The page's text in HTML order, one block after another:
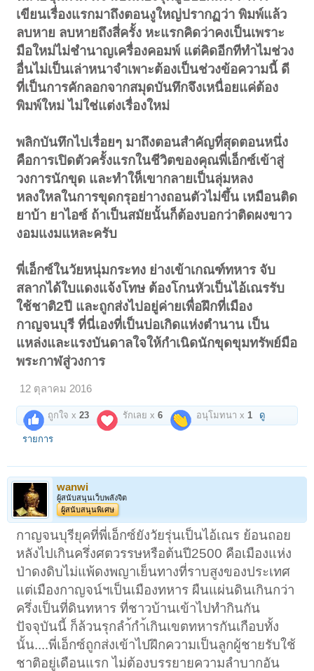
เขียนเรื่องแรกมาถึงตอนงูใหญ่ปรากฏว่า พิมพ์แล้ว
ลบหาย ลบหายถึงสี่ครั้ง หะแรกคิดว่าคงเป็นเพราะ
มือใหม่ไม่ชำนาญเครื่องคอมพ์ แต่คิดอีกทีทำไมช่วง
อื่นไม่เป็นเล่าหนาจำเพาะต้องเป็นช่วงข้อความนี้ ดี
ที่เป็นการคักลอกจากสมุดบันทึกจึงเหนื่อยแค่ต้อง
พิมพ์ใหม่ ไม่ใช่แต่งเรื่องใหม่
พลิกบันทึกไปเรื่อยๆ มาถึงตอนสำคัญที่สุดตอนหนึ่ง
คือการเปิดตัวครั้งแรกในชีวิตของคุณพี่เอ็กซ์เข้าสู่
วงการนักขุด และทำให็เขากลายเป็นลุ่มหลง
หลงใหลในการขุดกรุอย่าางถอนตัวไม่ขึ้น เหมือนติด
ยาบ้า ยาไอซ์ ถ้าเป็นสมัยนั้นก็ต้องบอกว่าติดผงขาว
งอมแงมแหละครับ
พี่เอ็กซ์ในวัยหนุ่มกระทง ย่างเข้าเกณฑ์ทหาร จับ
สลากได้ใบแดงแจ้งโทษ ต้องโกนหัวเป็นไอ้เณรรับ
ใช้ชาติ2ปี และถูกส่งไปอยู่ค่ายเพื่อฝึกที่เมือง
กาญจนบุรี ที่นี่เองที่เป็นบ่อเกิดแห่งตำนาน เป็น
แหล่งและแรงบันดาลใจให้กำเนิดนักขุดขุมทรัพย์มือ
พระกาฬสู่วงการ
12 ตุลาคม 2016
ถูกใจ x23 รักเลย x6 อนุโมทนา x1 ดู
รายการ
wanwi
ผู้สนับสนุนเว็บพลังจิต
ผู้สนับสนุนพิเศษ
กาญจนบุรียุคที่พี่เอ็กซ์ยังวัยรุ่นเป็นไอ้เณร ย้อนถอย
หลังไปเกินครึ่งศตวรรษหรือต้นปี2500 คือเมืองแห่ง
ป่าดงดิบไม่แพ้ดงพญาเย็นทางที่ราบสูงของประเทศ
แต่เมืองกาญจน์ฯเป็นเมืองทหาร ผืนแผ่นดินเกินกว่า
ครึ่งเป็นที่ดินทหาร ที่ชาวบ้านเข้าไปทำกินกัน
ปัจจุบันนี้ ก็ล้วนรุกลำ้กำ้เกินเขตทหารกันเกือบทั้ง
นั้น....พี่เอ็กซ์ถูกส่งเข้าไปฝึกความเป็นลูกผู้ชายรับใช้
ชาติอยู่เดือนแรก ไม่ต้องบรรยายความลำบากอัน